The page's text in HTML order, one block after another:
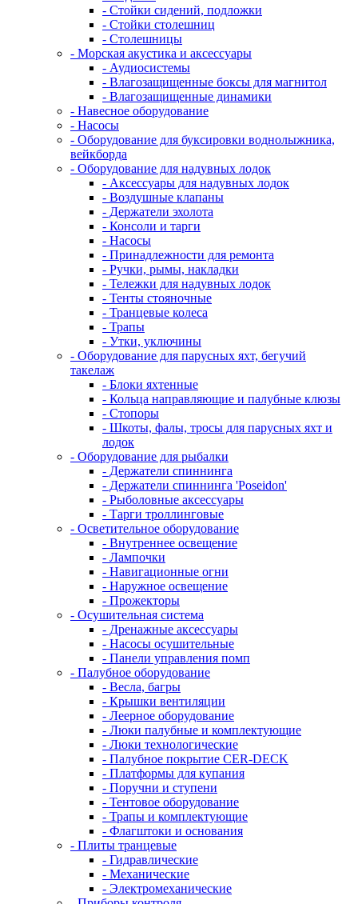
- Стойки сидений, подложки
- Стойки столешниц
- Столешницы
- Морская акустика и аксессуары
- Аудиосистемы
- Влагозащищенные боксы для магнитол
- Влагозащищенные динамики
- Навесное оборудование
- Насосы
- Оборудование для буксировки воднолыжника,
вейкборда
- Оборудование для надувных лодок
- Аксессуары для надувных лодок
- Воздушные клапаны
- Держатели эхолота
- Консоли и тарги
- Насосы
- Принадлежности для ремонта
- Ручки, рымы, накладки
- Тележки для надувных лодок
- Тенты стояночные
- Транцевые колеса
- Трапы
- Утки, уключины
- Оборудование для парусных яхт, бегучий
такелаж
- Блоки яхтенные
- Кольца направляющие и палубные клюзы
- Стопоры
- Шкоты, фалы, тросы для парусных яхт и
лодок
- Оборудование для рыбалки
- Держатели спиннинга
- Держатели спиннинга 'Poseidon'
- Рыболовные аксессуары
- Тарги троллинговые
- Осветительное оборудование
- Внутреннее освещение
- Лампочки
- Навигационные огни
- Наружное освещение
- Прожекторы
- Осушительная система
- Дренажные аксессуары
- Насосы осушительные
- Панели управления помп
- Палубное оборудование
- Весла, багры
- Крышки вентиляции
- Леерное оборудование
- Люки палубные и комплектующие
- Люки технологические
- Палубное покрытие CER-DECK
- Платформы для купания
- Поручни и ступени
- Тентовое оборудование
- Трапы и комплектующие
- Флагштоки и основания
- Плиты транцевые
- Гидравлические
- Механические
- Электромеханические